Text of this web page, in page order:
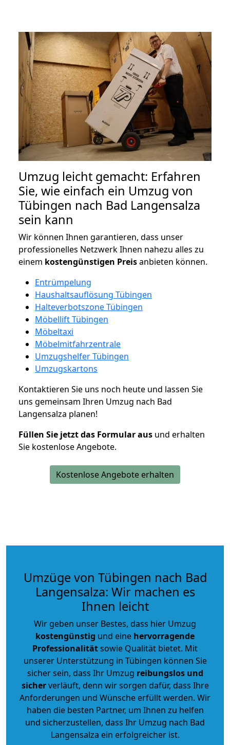
Umzug leicht gemacht: Erfahren
Sie, wie einfach ein Umzug von
Tübingen nach Bad Langensalza
sein kann
Wir können Ihnen garantieren, dass unser
professionelles Netzwerk Ihnen nahezu alles zu
einem kostengünstigen Preisanbieten können.
Entrümpelung
Haushaltsauflösung Tübingen
Halteverbotszone Tübingen
Möbellift Tübingen
Möbeltaxi
Möbelmitfahrzentrale
Umzugshelfer Tübingen
Umzugskartons
Kontaktieren Sie uns noch heute und lassen Sie
uns gemeinsam Ihren Umzug nach Bad
Langensalza planen!
Füllen Sie jetzt das Formular aus und erhalten
Sie kostenlose Angebote.
Kostenlose Angebote erhalten
Umzüge von Tübingen nach Bad
Langensalza: Wir machen es
Ihnen leicht
Wir geben unser Bestes, dass hier Umzug
kostengünstig und eine hervorragende
Professionalitätsowie Qualität bietet. Mit
unserer Unterstützung in Tübingen können Sie
sicher sein, dass Ihr Umzug reibungslos und
sicherverläuft, denn wir sorgen dafür, dass Ihre
Anforderungen und Wünsche erfüllt werden. Wir
haben die besten Partner, um Ihnen zu helfen
und sicherzustellen, dass Ihr Umzug nach Bad
Langensalza ein erfolgreicher ist.